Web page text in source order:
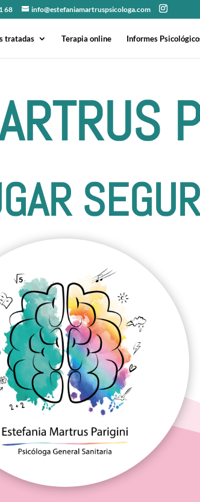
68 info@estefaniamartruspsicologa.com
tratadas Terapia online Informes